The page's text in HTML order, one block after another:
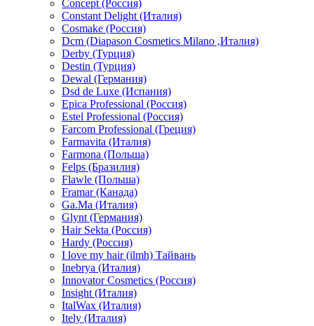
Concept (Россия)
Constant Delight (Италия)
Cosmake (Россия)
Dcm (Diapason Cosmetics Milano ,Италия)
Derby (Турция)
Destin (Турция)
Dewal (Германия)
Dsd de Luxe (Испания)
Epica Professional (Россия)
Estel Professional (Россия)
Farcom Professional (Греция)
Farmavita (Италия)
Farmona (Польша)
Felps (Бразилия)
Flawle (Польша)
Framar (Канада)
Ga.Ma (Италия)
Glynt (Германия)
Hair Sekta (Россия)
Hardy (Россия)
I love my hair (ilmh) Тайвань
Inebrya (Италия)
Innovator Cosmetics (Россия)
Insight (Италия)
ItalWax (Италия)
Itely (Италия)